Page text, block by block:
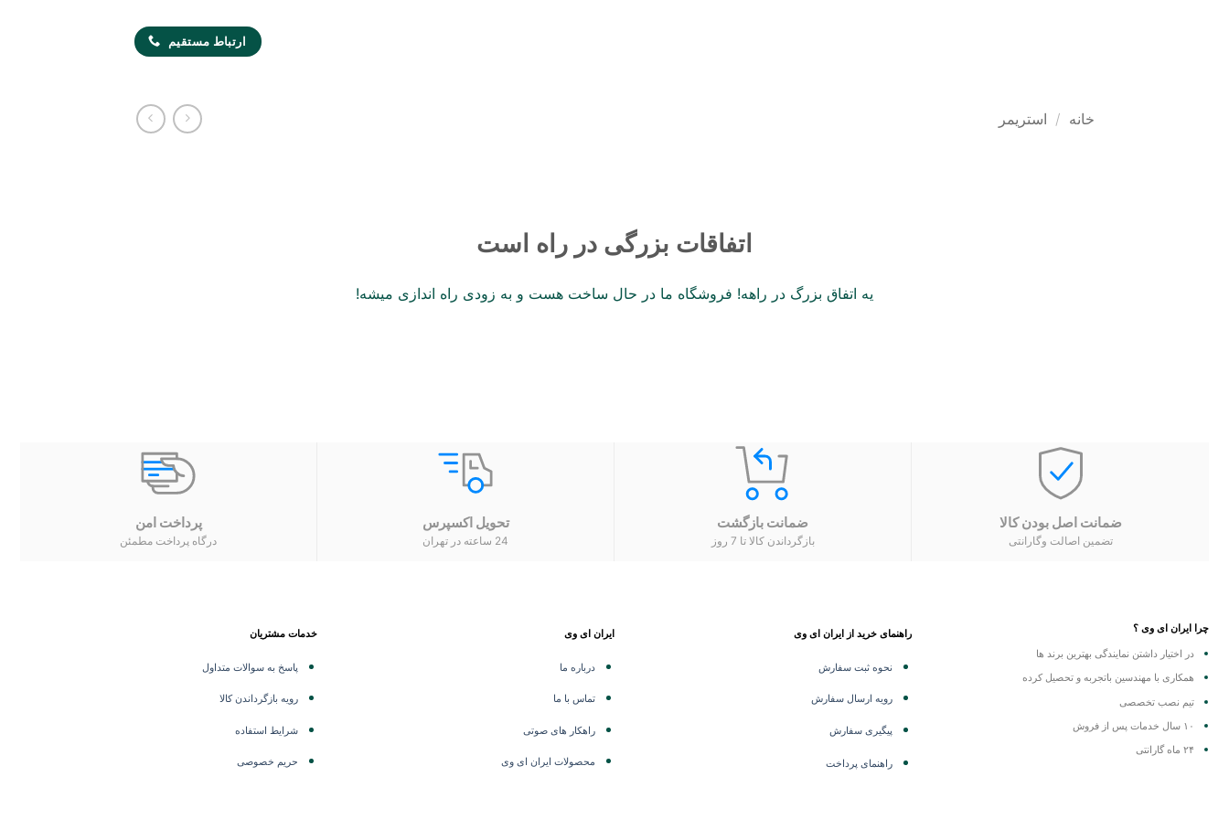
ارتباط مستقیم
خانه / استریمر
اتفاقات بزرگی در راه است
یه اتفاق بزرگ در راهه! فروشگاه ما در حال ساخت هست و به زودی راه اندازی میشه!
ضمانت اصل بودن کالا
تضمین اصالت وگارانتی
ضمانت بازگشت
بازگرداندن کالا تا 7 روز
تحویل اکسپرس
24 ساعته در تهران
پرداخت امن
درگاه پرداخت مطمئن
چرا ایران ای وی ؟
در اختیار داشتن نمایندگی بهترین برند ها
همکاری با مهندسین باتجربه و تحصیل کرده
تیم نصب تخصصی
۱۰ سال خدمات پس از فروش
۲۴ ماه گارانتی
راهنمای خرید از ایران ای وی
نحوه ثبت سفارش
رویه ارسال سفارش
پیگیری سفارش
راهنمای پرداخت
ایران ای وی
درباره ما
تماس با ما
راهکار های صوتی
محصولات ایران ای وی
خدمات مشتریان
پاسخ به سوالات متداول
رویه بازگرداندن کالا
شرایط استفاده
حریم خصوصی